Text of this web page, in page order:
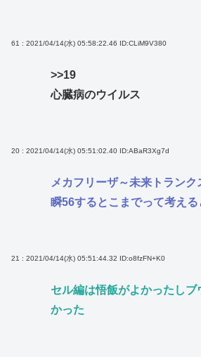
61 : 2021/04/14(水) 05:58:22.46 ID:CLiM9V380
>>19
心臓病のウイルス
20 : 2021/04/14(水) 05:51:02.40 ID:ABaR3Xg7d
メカフリーザ～未来トラン
瞬56するとこまでって考え
21 : 2021/04/14(水) 05:51:44.32 ID:o8fzFN+K0
セル編は悟飯がよかったしブ
かった